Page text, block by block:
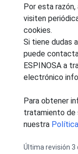
Por esta razón,
visiten
cookies.
Si tiene dudas
puede
ESPINOSA a
electrónico
Para obtener
tratamiento de
nuestra
Última revisión 3